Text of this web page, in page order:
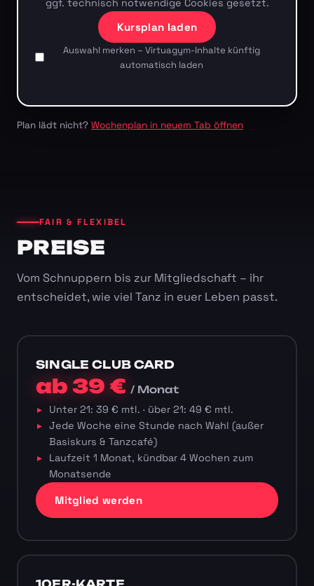
ggf. technisch notwendige Cookies gesetzt.
Kursplan laden
Auswahl merken – Virtuagym-Inhalte künftig
automatisch laden
Plan lädt nicht? Wochenplan in neuem Tab öffnen
FAIR & FLEXIBEL
PREISE
Vom Schnuppern bis zur Mitgliedschaft – ihr
entscheidet, wie viel Tanz in euer Leben passt.
SINGLE CLUB CARD
ab 39 €/ Monat
Unter 21: 39 € mtl. · über 21: 49 € mtl.
Jede Woche eine Stunde nach Wahl (außer
Basiskurs & Tanzcafé)
Laufzeit 1 Monat, kündbar 4 Wochen zum
Monatsende
Mitglied werden